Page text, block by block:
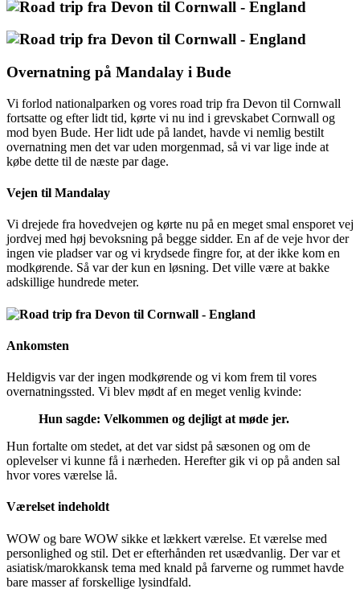
Overnatning på Mandalay i Bude
Vi forlod nationalparken og vores road trip fra Devon til Cornwall
fortsatte og efter lidt tid, kørte vi nu ind i grevskabet Cornwall og
mod byen Bude. Her lidt ude på landet, havde vi nemlig bestilt
overnatning men det var uden morgenmad, så vi var lige inde at
købe dette til de næste par dage.
Vejen til Mandalay
Vi drejede fra hovedvejen og kørte nu på en meget smal ensporet vej
jordvej med høj bevoksning på begge sidder. En af de veje hvor der
ingen vie pladser var og vi krydsede fingre for, at der ikke kom en
modkørende. Så var der kun en løsning. Det ville være at bakke
adskillige hundrede meter.
Ankomsten
Heldigvis var der ingen modkørende og vi kom frem til vores
overnatningssted. Vi blev mødt af en meget venlig kvinde:
Hun sagde: Velkommen og dejligt at møde jer.
Hun fortalte om stedet, at det var sidst på sæsonen og om de
oplevelser vi kunne få i nærheden. Herefter gik vi op på anden sal
hvor vores værelse lå.
Værelset indeholdt
WOW og bare WOW sikke et lækkert værelse. Et værelse med
personlighed og stil. Det er efterhånden ret usædvanlig. Der var et
asiatisk/marokkansk tema med knald på farverne og rummet havde
bare masser af forskellige lysindfald.